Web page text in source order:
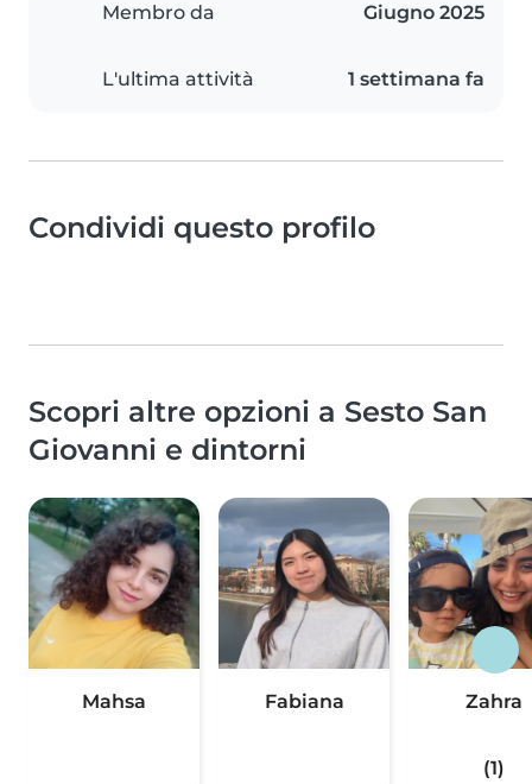
Membro da Giugno 2025
L'ultima attività 1 settimana fa
Condividi questo profilo
Scopri altre opzioni a Sesto San
Giovanni e dintorni
Mahsa Fabiana Zahra
(1)